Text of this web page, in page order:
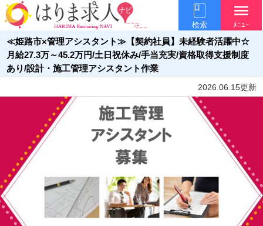
検索
menu
ﾒﾆｭｰ
≪姫路市×管理アシスタント≫【契約社員】未経験者活躍中☆
月給27.3万～45.2万円/土日祝休み/手当充実/資格取得支援制度
あり/設計・施工管理アシスタント作業
2026.06.15更新